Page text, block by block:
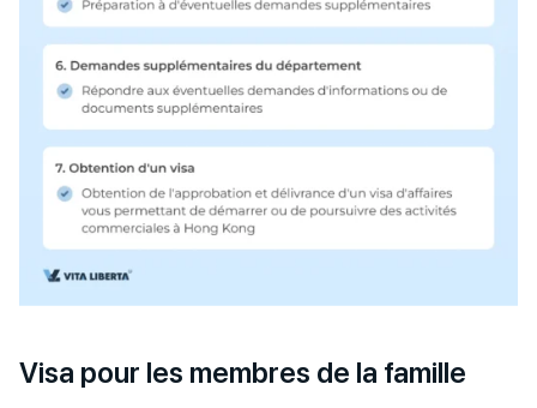
Visa pour les membres de la famille